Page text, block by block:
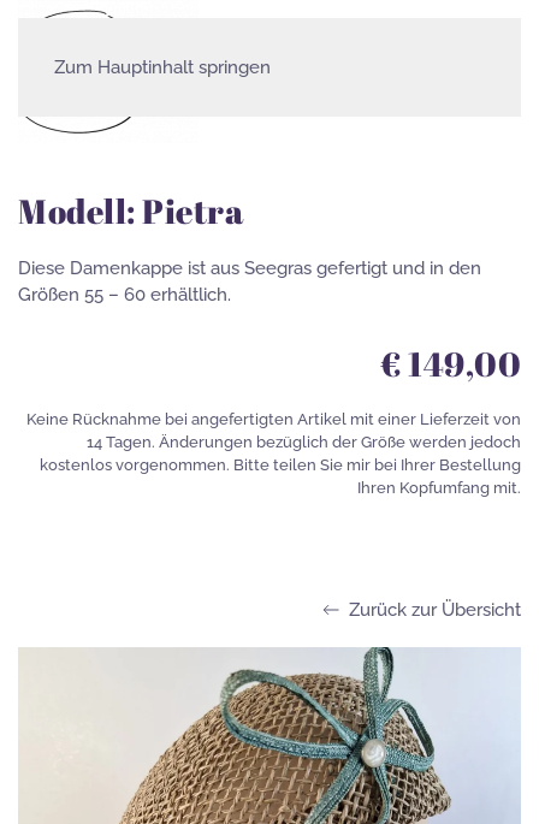
Zum Hauptinhalt springen
Modell: Pietra
Diese Damenkappe ist aus Seegras gefertigt und in den
Größen 55 – 60 erhältlich.
€ 149,00
Keine Rücknahme bei angefertigten Artikel mit einer Lieferzeit von
14 Tagen. Änderungen bezüglich der Größe werden jedoch
kostenlos vorgenommen. Bitte teilen Sie mir bei Ihrer Bestellung
Ihren Kopfumfang mit.
Zurück zur Übersicht